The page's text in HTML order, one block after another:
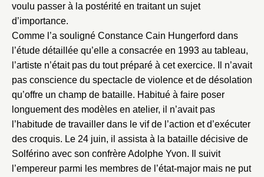
voulu passer à la postérité en traitant un sujet
d’importance.
Comme l’a souligné Constance Cain Hungerford dans
l’étude détaillée qu’elle a consacrée en 1993 au tableau,
l’artiste n’était pas du tout préparé à cet exercice. Il n’avait
pas conscience du spectacle de violence et de désolation
qu’offre un champ de bataille. Habitué à faire poser
longuement des modèles en atelier, il n’avait pas
l’habitude de travailler dans le vif de l’action et d’exécuter
des croquis. Le 24 juin, il assista à la bataille décisive de
Solférino avec son confrère Adolphe Yvon. Il suivit
l’empereur parmi les membres de l’état-major mais ne put